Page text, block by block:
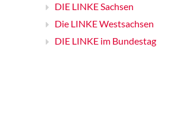
DIE LINKE Sachsen
Die LINKE Westsachsen
DIE LINKE im Bundestag